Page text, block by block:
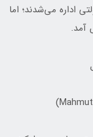
اداره می‌شدند؛ اما